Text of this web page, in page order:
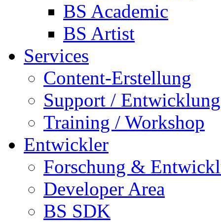
BS Academic
BS Artist
Services
Content-Erstellung
Support / Entwicklung
Training / Workshop
Entwickler
Forschung &
Developer Area
BS SDK